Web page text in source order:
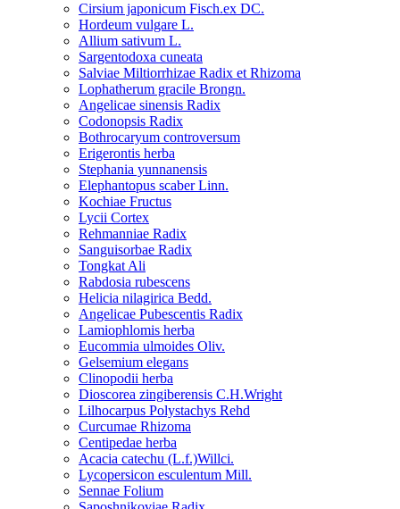
Cirsium japonicum Fisch.ex DC.
Hordeum vulgare L.
Allium sativum L.
Sargentodoxa cuneata
Salviae Miltiorrhizae Radix et Rhizoma
Lophatherum gracile Brongn.
Angelicae sinensis Radix
Codonopsis Radix
Bothrocaryum controversum
Erigerontis herba
Stephania yunnanensis
Elephantopus scaber Linn.
Kochiae Fructus
Lycii Cortex
Rehmanniae Radix
Sanguisorbae Radix
Tongkat Ali
Rabdosia rubescens
Helicia nilagirica Bedd.
Angelicae Pubescentis Radix
Lamiophlomis herba
Eucommia ulmoides Oliv.
Gelsemium elegans
Clinopodii herba
Dioscorea zingiberensis C.H.Wright
Lilhocarpus Polystachys Rehd
Curcumae Rhizoma
Centipedae herba
Acacia catechu (L.f.)Willci.
Lycopersicon esculentum Mill.
Sennae Folium